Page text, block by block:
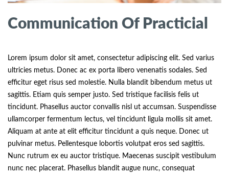
Communication Of Practicial
Lorem ipsum dolor sit amet, consectetur adipiscing elit. Sed varius
ultricies metus. Donec ac ex porta libero venenatis sodales. Sed
efficitur eget risus sed molestie. Nulla blandit bibendum metus ut
sagittis. Etiam quis semper justo. Sed tristique facilisis felis ut
tincidunt. Phasellus auctor convallis nisl ut accumsan. Suspendisse
ullamcorper fermentum lectus, vel tincidunt ligula mollis sit amet.
Aliquam at ante at elit efficitur tincidunt a quis neque. Donec ut
pulvinar metus. Pellentesque lobortis volutpat eros sed sagittis.
Nunc rutrum ex eu auctor tristique. Maecenas suscipit vestibulum
nunc nec placerat. Phasellus blandit augue nunc, consequat